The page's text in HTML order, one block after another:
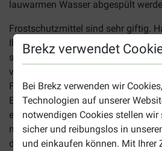
Brekz verwendet
Bei Brekz verwenden wir
Technologien auf unserer
notwendigen Cookies stellen wir
sicher und reibungslos in
und einkaufen können. Mit Ihrer
lauwarmen Wasser abgespült
Frostschutzmittel sind sehr giftig.
Ihren Haustieren fern.
süßlichen Geschmack und können
von Ihren Haustiere aufgeleckt
Frostschuztmittel zeigt sich bei
Erbrechen und neurologischen
epileptische Anfälle oder
mit im schlimmsten Fall den Tod.
dass Ihr Hund Frostschutzmittel